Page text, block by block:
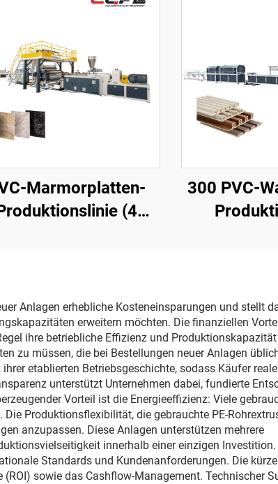
Marmorplatten-
(4
300 PVC-
Anlagen erhebliche Kosteneinsparungen und stellt
erweitern möchten. Die finanziellen
ihre betriebliche Effizienz und
zu müssen, die bei Bestellungen neuer Anlagen
etablierten Betriebsgeschichte, sodass Käufer
unterstützt Unternehmen dabei, fundierte
Vorteil ist die Energieeffizienz: Viele
Produktionsflexibilität, die gebrauchte PE-
anzupassen. Diese Anlagen unterstützen mehrere
innerhalb einer einzigen
Standards und Kundenanforderungen. Die
sowie das Cashflow-Management. Technischer